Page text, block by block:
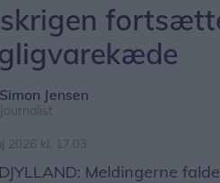
Simon Jensen
Journalist
2026 kl. 17.03
Meldingerne